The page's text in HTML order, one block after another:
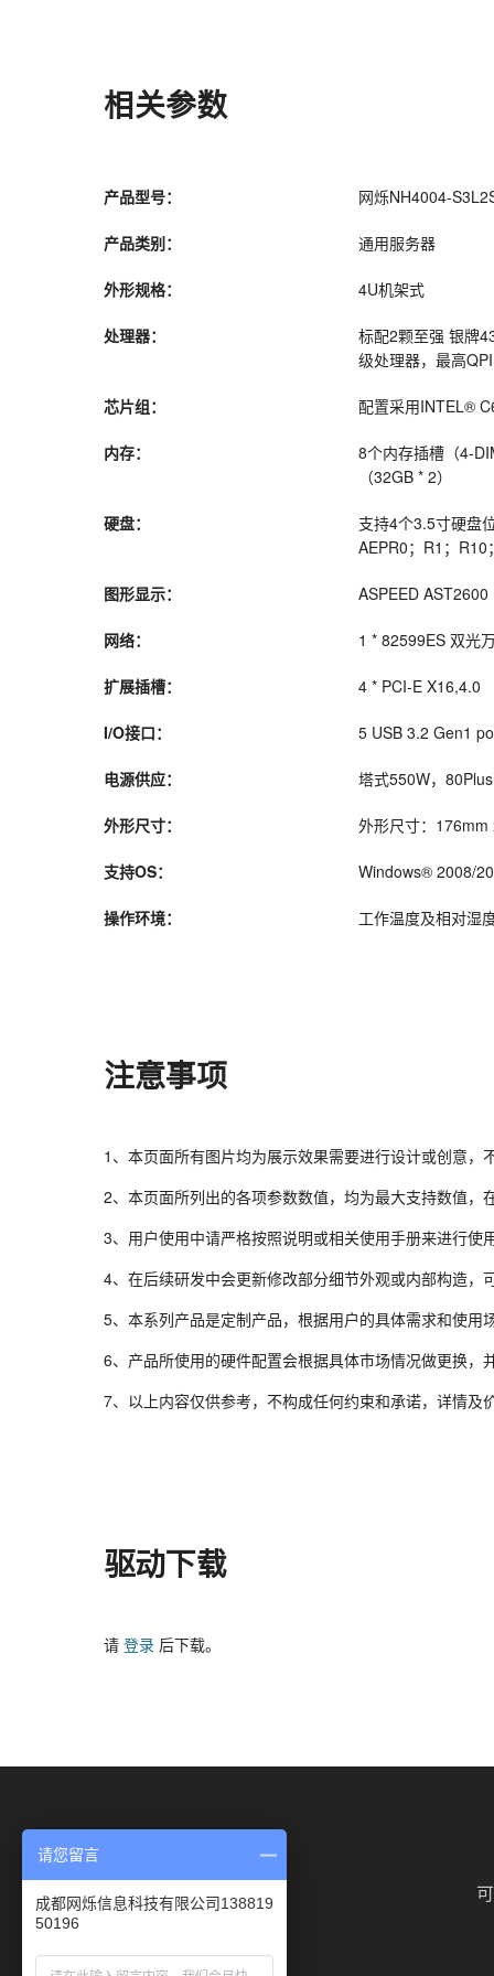
相关参数
产品型号： 网烁NH4004-
产品类别： 通用服务器
外形规格： 4U机架式
处理器：
标配2颗至强 银牌
级处理器，最高
芯片组： 配置采用INTEL®
内存：
8个内存插槽（4-
（32GB * 2）
硬盘：
支持4个3.5寸硬盘
AEPR0；R1；
图形显示： ASPEED
网络： 1 * 82599ES 双光
扩展插槽： 4 * PCI-E X16,4.0
I/O接口： 5 USB 3.2 Gen1
电源供应： 塔式550W，
外形尺寸： 外形尺寸：
支持OS： Windows® 2008/
操作环境： 工作温度及相对湿
注意事项
1、本页面所有图片均为展示效果需要进行设计或创意
2、本页面所列出的各项参数数值，均为最大支持数值
3、用户使用中请严格按照说明或相关使用手册来进行
4、在后续研发中会更新修改部分细节外观或内部构造
5、本系列产品是定制产品，根据用户的具体需求和使用
6、产品所使用的硬件配置会根据具体市场情况做更换
7、以上内容仅供参考，不构成任何约束和承诺，详情及
驱动下载
请登录 后下载。
请您留言
成都网烁信息科技有限公司138819
50196